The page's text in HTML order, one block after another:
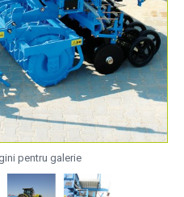
pentru galerie